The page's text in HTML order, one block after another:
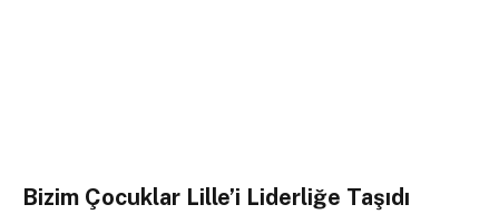
Bizim Çocuklar Lille’i Liderliğe Taşıdı